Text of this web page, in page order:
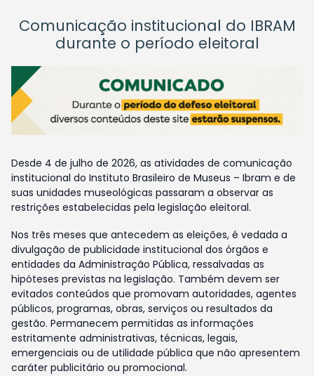
Comunicação institucional do IBRAM
durante o período eleitoral
Desde 4 de julho de 2026, as atividades de comunicação
institucional do Instituto Brasileiro de Museus – Ibram e de
suas unidades museológicas passaram a observar as
restrições estabelecidas pela legislação eleitoral.
Nos três meses que antecedem as eleições, é vedada a
divulgação de publicidade institucional dos órgãos e
entidades da Administração Pública, ressalvadas as
hipóteses previstas na legislação. Também devem ser
evitados conteúdos que promovam autoridades, agentes
públicos, programas, obras, serviços ou resultados da
gestão. Permanecem permitidas as informações
estritamente administrativas, técnicas, legais,
emergenciais ou de utilidade pública que não apresentem
caráter publicitário ou promocional.